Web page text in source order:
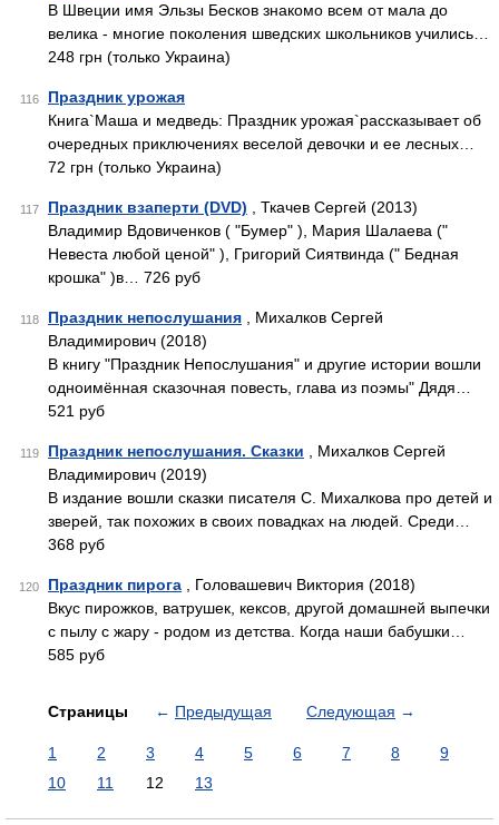
В Швеции имя Эльзы Бесков знакомо всем от мала до
велика - многие поколения шведских школьников учились…
248 грн (только Украина)
116
Праздник урожая
Книга`Маша и медведь: Праздник урожая`рассказывает об
очередных приключениях веселой девочки и ее лесных…
72 грн (только Украина)
117 Праздник взаперти (DVD) , Ткачев Сергей (2013)
Владимир Вдовиченков ( "Бумер" ), Мария Шалаева ("
Невеста любой ценой" ), Григорий Сиятвинда (" Бедная
крошка" )в… 726 руб
118 Праздник непослушания , Михалков Сергей
Владимирович (2018)
В книгу "Праздник Непослушания" и другие истории вошли
одноимённая сказочная повесть, глава из поэмы" Дядя…
521 руб
119 Праздник непослушания. Сказки , Михалков Сергей
Владимирович (2019)
В издание вошли сказки писателя С. Михалкова про детей и
зверей, так похожих в своих повадках на людей. Среди…
368 руб
120 Праздник пирога , Головашевич Виктория (2018)
Вкус пирожков, ватрушек, кексов, другой домашней выпечки
с пылу с жару - родом из детства. Когда наши бабушки…
585 руб
Страницы ← Предыдущая Следующая →
1 2 3 4 5 6 7 8
9
10
11 12 13